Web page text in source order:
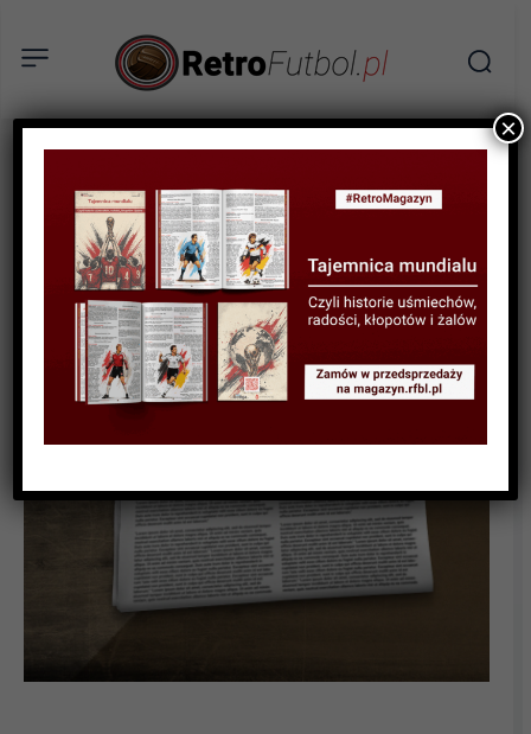
SPORTOWA HISTORIA
Wspomnienie Monachium
×